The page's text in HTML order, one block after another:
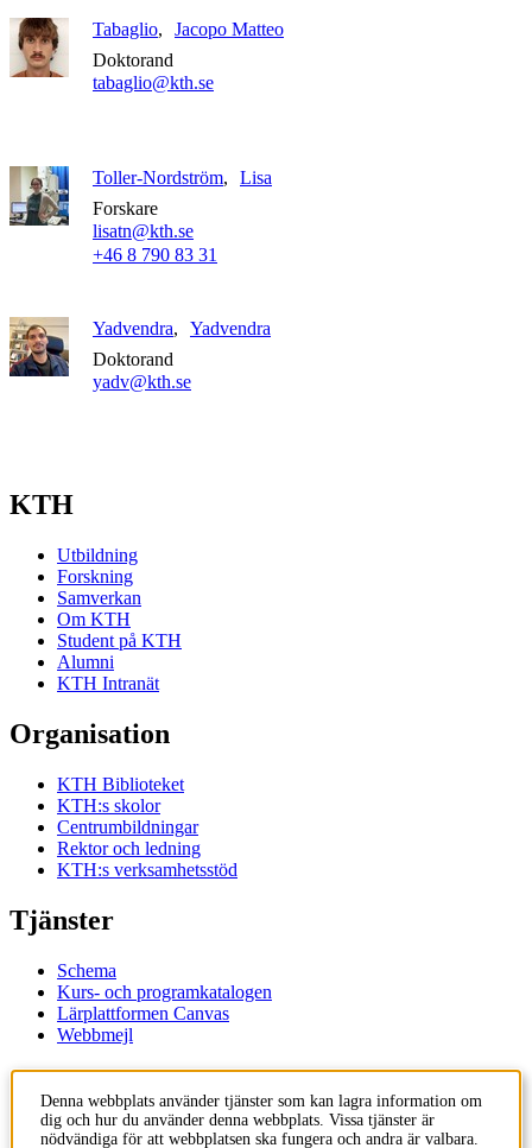
Tabaglio
Jacopo Matteo
Doktorand
tabaglio@kth.se
Toller-Nordström
Lisa
Forskare
lisatn@kth.se
+46 8 790 83 31
Yadvendra
Yadvendra
Doktorand
yadv@kth.se
KTH
Utbildning
Forskning
Samverkan
Om KTH
Student på KTH
Alumni
KTH Intranät
Organisation
KTH Biblioteket
KTH:s skolor
Centrumbildningar
Rektor och ledning
KTH:s verksamhetsstöd
Tjänster
Schema
Kurs- och programkatalogen
Lärplattformen Canvas
Webbmejl
Kontakt
KTH
Denna webbplats använder tjänster som kan lagra information om
dig och hur du använder denna webbplats. Vissa tjänster är
nödvändiga för att webbplatsen ska fungera och andra är valbara.